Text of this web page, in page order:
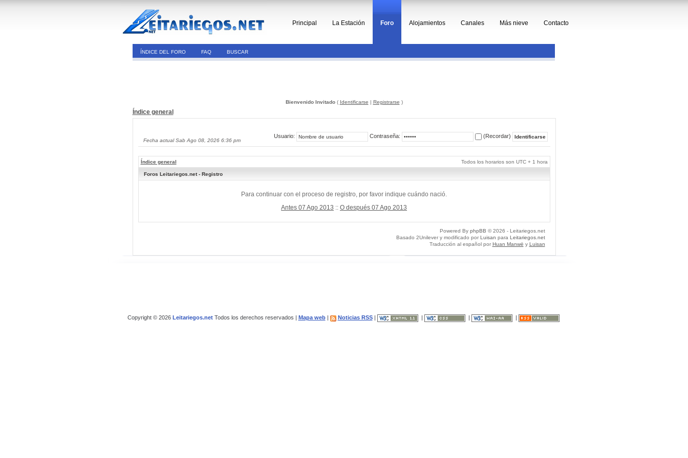
Principal La Estación Foro Alojamientos Canales Más nieve Contacto
ÍNDICE DEL FORO FAQ BUSCAR
Bienvenido Invitado( Identificarse | Registrarse )
Índice general
Fecha actual Sab Ago 08, 2026 6:36 pm
Usuario: Contraseña: (Recordar)
Índice general Todos los horarios son UTC + 1 hora
Foros Leitariegos.net - Registro
Para continuar con el proceso de registro, por favor indique cuándo nació.
Antes 07 Ago 2013 :: O después 07 Ago 2013
Powered By phpBB © 2026 - Leitariegos.net
Basado 2Unilever y modificado por Luisan para Leitariegos.net
Traducción al español por Huan Manwë y Luisan
Copyright © 2026 Leitariegos.netTodos los derechos reservados | Mapa web| Noticias RSS|